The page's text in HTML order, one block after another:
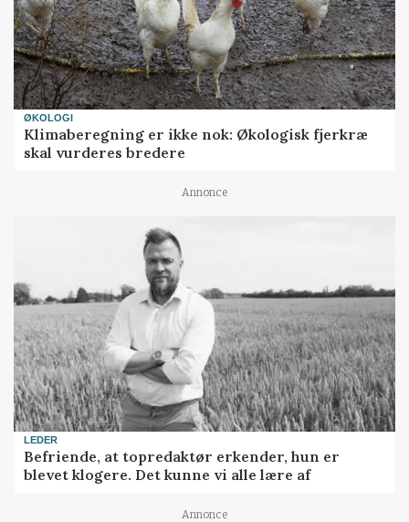
ØKOLOGI
Klimaberegning er ikke nok: Økologisk fjerkræ
skal vurderes bredere
Annonce
LEDER
Befriende, at topredaktør erkender, hun er
blevet klogere. Det kunne vi alle lære af
Annonce